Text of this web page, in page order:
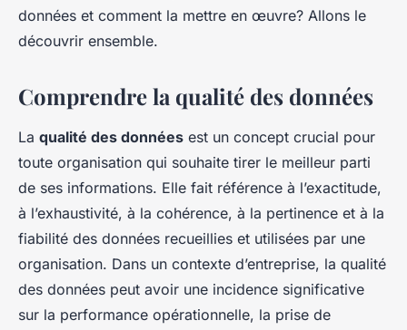
données et comment la mettre en œuvre? Allons le
découvrir ensemble.
Comprendre la qualité des données
La qualité des données est un concept crucial pour
toute organisation qui souhaite tirer le meilleur parti
de ses informations. Elle fait référence à l’exactitude,
à l’exhaustivité, à la cohérence, à la pertinence et à la
fiabilité des données recueillies et utilisées par une
organisation. Dans un contexte d’entreprise, la qualité
des données peut avoir une incidence significative
sur la performance opérationnelle, la prise de